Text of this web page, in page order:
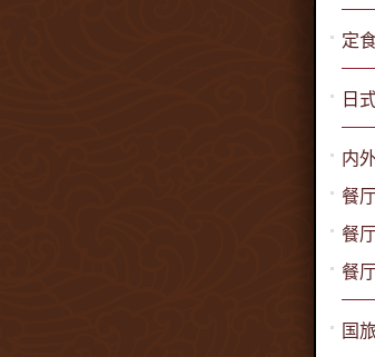
定
日
内
餐
餐
餐
国